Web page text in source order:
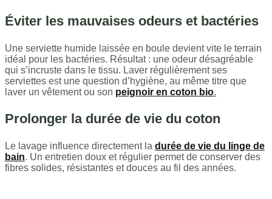
Éviter les mauvaises odeurs et bactéries
Une serviette humide laissée en boule devient vite le terrain
idéal pour les bactéries. Résultat : une odeur désagréable
qui s’incruste dans le tissu. Laver régulièrement ses
serviettes est une question d’hygiène, au même titre que
laver un vêtement ou son peignoir en coton bio.
Prolonger la durée de vie du coton
Le lavage influence directement la durée de vie du linge de
bain. Un entretien doux et régulier permet de conserver des
fibres solides, résistantes et douces au fil des années.